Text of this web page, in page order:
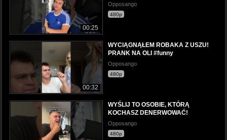
00:25
Opposango
480p
00:32
WYCIĄGNĄŁEM ROBAKA Z USZU!
PRANK NA OLI #funny
Opposango
480p
WYŚLIJ TO OSOBIE, KTÓRĄ
KOCHASZ DENERWOWAĆ!
Opposango
480p